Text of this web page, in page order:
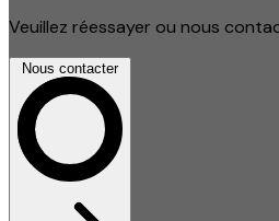
Veuillez réessayer ou nous
Nous contacter